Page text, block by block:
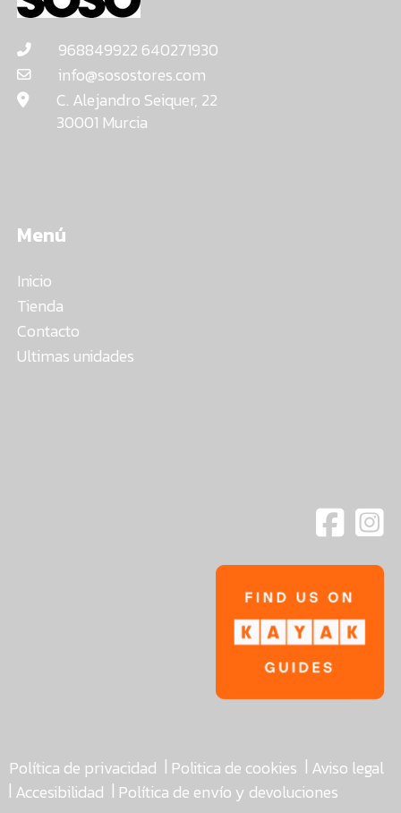
968849922 640271930
info@sosostores.com
C. Alejandro Seiquer, 22
30001 Murcia
Menú
Inicio
Tienda
Contacto
Ultimas unidades
Política de privacidad | Politica de cookies | Aviso legal
| Accesibilidad | Política de envío y devoluciones